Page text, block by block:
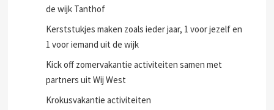
de wijk Tanthof
Kerststukjes maken zoals ieder jaar, 1 voor jezelf en
1 voor iemand uit de wijk
Kick off zomervakantie activiteiten samen met
partners uit Wij West
Krokusvakantie activiteiten